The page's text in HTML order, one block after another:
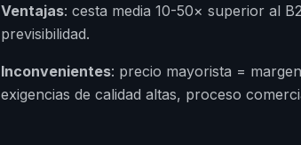
Ventajas: cesta media 10-50× superior al
previsibilidad.
Inconvenientes: precio mayorista =
exigencias de calidad altas, proceso